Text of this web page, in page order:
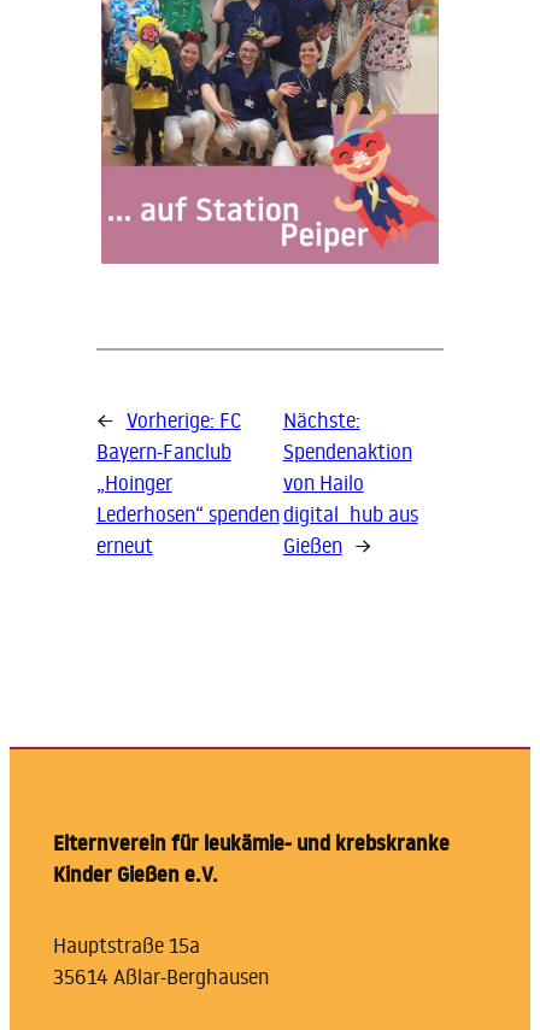
← Vorherige: FC
Bayern-Fanclub
„Hoinger
Lederhosen“ spenden
erneut
Nächste:
Spendenaktion
von Hailo
digital_hub aus
Gießen →
Elternverein für leukämie- und krebskranke
Kinder Gießen e.V.
Hauptstraße 15a
35614 Aßlar-Berghausen